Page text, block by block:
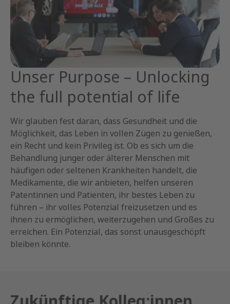
Unser Purpose – Unlocking
the full potential of life
Wir glauben fest daran, dass Gesundheit und die
Möglichkeit, das Leben in vollen Zügen zu genießen,
ein Recht und kein Privileg ist. Ob es sich um die
Behandlung junger oder älterer Menschen mit
häufigen oder seltenen Krankheiten handelt, die
Medikamente, die wir anbieten, helfen unseren
Patentinnen und Patienten, ihr bestes Leben zu
führen – ihr volles Potenzial freizusetzen und es
ihnen zu ermöglichen, weiterzugehen und Großes zu
erreichen. Ein Potenzial, das sonst unausgeschöpft
bleiben könnte.